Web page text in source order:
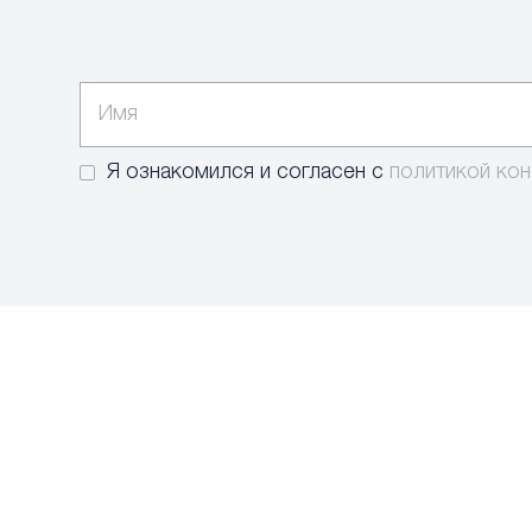
Я ознакомился и согласен с политикой